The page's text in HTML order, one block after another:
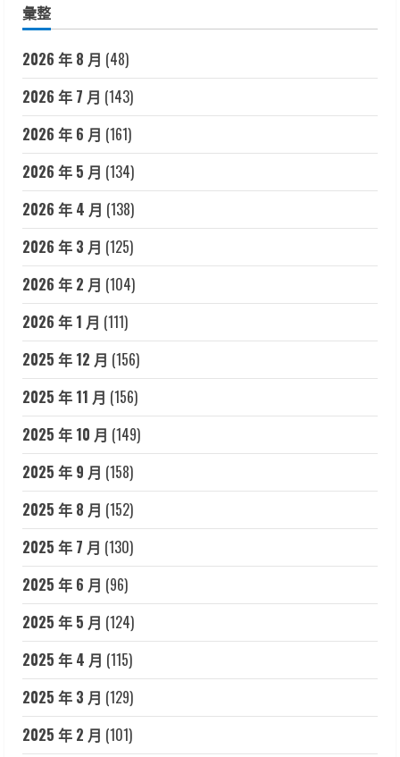
彙整
2026 年 8 月 (48)
2026 年 7 月 (143)
2026 年 6 月 (161)
2026 年 5 月 (134)
2026 年 4 月 (138)
2026 年 3 月 (125)
2026 年 2 月 (104)
2026 年 1 月 (111)
2025 年 12 月 (156)
2025 年 11 月 (156)
2025 年 10 月 (149)
2025 年 9 月 (158)
2025 年 8 月 (152)
2025 年 7 月 (130)
2025 年 6 月 (96)
2025 年 5 月 (124)
2025 年 4 月 (115)
2025 年 3 月 (129)
2025 年 2 月 (101)